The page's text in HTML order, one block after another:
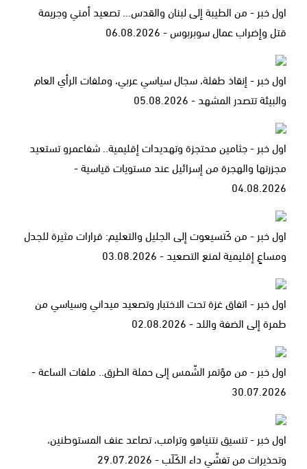
اول خبر - من الطيبة إلى لبنان والقدس... تصعيد أمني وجريمة
قتل وإضراب عمال سوبربوس - 06.08.2026
اول خبر - إنقاذ طفلة، سجال سياسي عربي، وملفات الرأي العام
والبيئة تتصدر المشهد - 05.08.2026
اول خبر - جثامين محتجزة وتهديدات إقليمية.. شفاعمرو تستعيد
مجزرتها والهجرة من إسرائيل عند مستويات قياسية -
04.08.2026
اول خبر - من كَتسيعوت إلى الجليل والتعليم: قرارات مثيرة للجدل
ومساعٍ إقليمية لمنع التصعيد - 03.08.2026
اول خبر - اتفاق غزة تحت الاختبار وتصعيد ميداني وسياسي من
طمرة إلى الضفة واللد - 02.08.2026
اول خبر - من مؤتمر الشّمس إلى حملة الطرق.. ملفات الساعة -
30.07.2026
اول خبر - تنسيق نتنياهو وترامب، تصاعد عنف المستوطنين،
وتحذيرات من تفشّي داء الكَلَب - 29.07.2026